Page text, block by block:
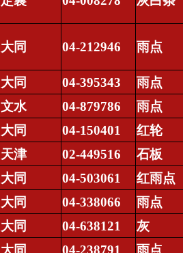
大同 04-212946 雨点
大同 04-395343
雨点
文水 04-879786
雨点
大同 04-150401
红轮
天津 02-449516
石板
大同 04-503061
红雨点
大同 04-338066
雨点
大同 04-638121
灰
大同 04-238791
雨点